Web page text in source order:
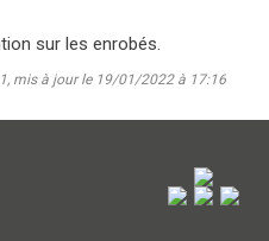
sur les enrobés.
mis à jour le 19/01/2022 à 17:16